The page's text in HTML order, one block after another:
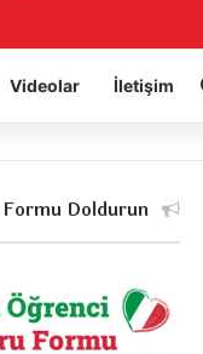
Videolar İletişim
Doldurun